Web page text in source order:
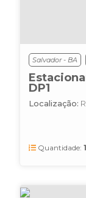
Salvador - BA
DP1
Localização:
Quantidade: 1